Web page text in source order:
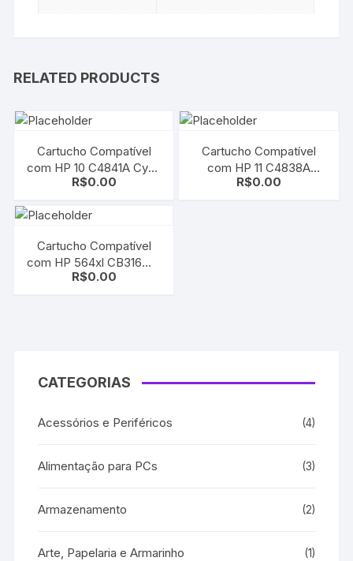
RELATED PRODUCTS
Cartucho Compatível
com HP 10 C4841A Cyan
| Deskjet 2000c/
2000cxi/ 2500c
R$0.00
Cartucho Compatível
com HP 11 C4838A
Yellow | Deskjet 10/ 20/
R$0.00
Cartucho Compatível
com HP 564xl CB316WL
| CB684WN Black |
R$0.00
CATEGORIAS
Acessórios e Periféricos (4)
Alimentação para PCs (3)
Armazenamento (2)
Arte, Papelaria e Armarinho (1)